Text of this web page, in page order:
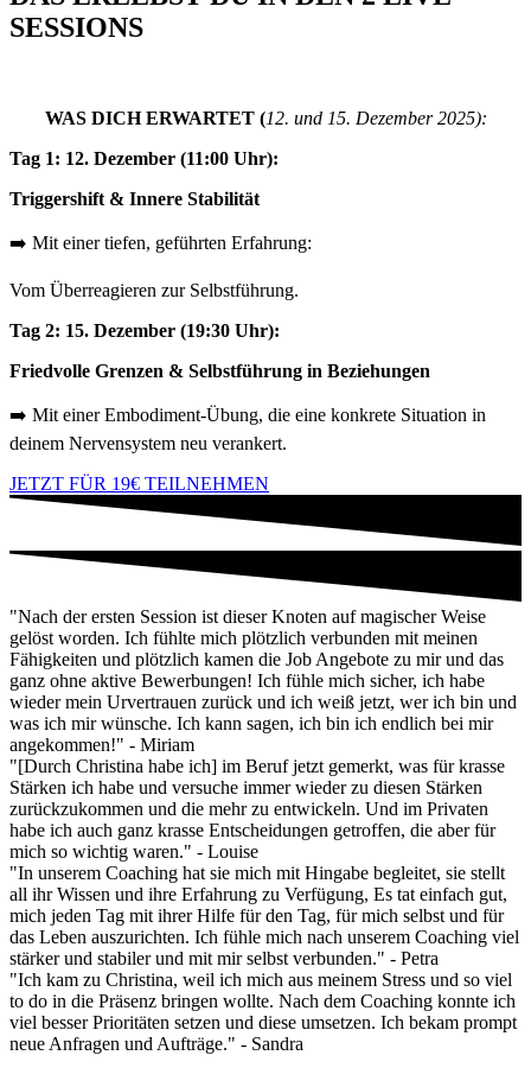
SESSIONS
WASDICH ERWARTET (12. und 15. Dezember 2025):
Tag 1: 12. Dezember (11:00 Uhr):
Triggershift & Innere Stabilität
➡️ Mit einer tiefen, geführten Erfahrung:
Vom Überreagieren zur Selbstführung.
Tag 2: 15. Dezember (19:30 Uhr):
Friedvolle Grenzen & Selbstführung in Beziehungen
➡️ Mit einer Embodiment-Übung, die eine konkrete Situation in
deinem Nervensystem neu verankert.
JETZT FÜR 19€ TEILNEHMEN
"Nach der ersten Session ist dieser Knoten auf magischer Weise
gelöst worden. Ich fühlte mich plötzlich verbunden mit meinen
Fähigkeiten und plötzlich kamen die Job Angebote zu mir und das
ganz ohne aktive Bewerbungen! Ich fühle mich sicher, ich habe
wieder mein Urvertrauen zurück und ich weiß jetzt, wer ich bin und
was ich mir wünsche. Ich kann sagen, ich bin ich endlich bei mir
angekommen!" - Miriam
"[Durch Christina habe ich] im Beruf jetzt gemerkt, was für krasse
Stärken ich habe und versuche immer wieder zu diesen Stärken
zurückzukommen und die mehr zu entwickeln. Und im Privaten
habe ich auch ganz krasse Entscheidungen getroffen, die aber für
mich so wichtig waren." - Louise
"In unserem Coaching hat sie mich mit Hingabe begleitet, sie stellt
all ihr Wissen und ihre Erfahrung zu Verfügung, Es tat einfach gut,
mich jeden Tag mit ihrer Hilfe für den Tag, für mich selbst und für
das Leben auszurichten. Ich fühle mich nach unserem Coaching viel
stärker und stabiler und mit mir selbst verbunden." - Petra
"Ich kam zu Christina, weil ich mich aus meinem Stress und so viel
to do in die Präsenz bringen wollte. Nach dem Coaching konnte ich
viel besser Prioritäten setzen und diese umsetzen. Ich bekam prompt
neue Anfragen und Aufträge." - Sandra